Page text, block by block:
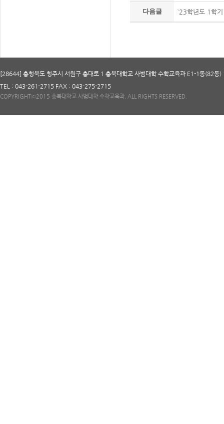
다음글 `23학년도 1학
[28644] 충청북도 청주시 서원구 충대로 1 충북대학교 사범대학 수학교육과 E1-1동(82동)
TEL : 043-261-2715 FAX : 043-275-2715
COPYRIGHTⓒ2015 충북대학교 사범대학 수학교육과. ALL RIGHTS RESERVED.